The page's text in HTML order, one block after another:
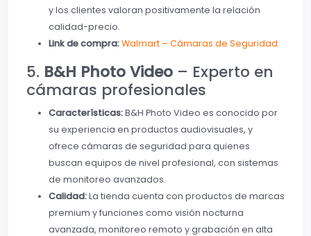
y los clientes valoran positivamente la relación
calidad-precio.
Link de compra:Walmart – Cámaras de Seguridad
5. B&H Photo Video – Experto en
cámaras profesionales
Características:B&H Photo Video es conocido por
su experiencia en productos audiovisuales, y
ofrece cámaras de seguridad para quienes
buscan equipos de nivel profesional, con sistemas
de monitoreo avanzados.
Calidad:La tienda cuenta con productos de marcas
premium y funciones como visión nocturna
avanzada, monitoreo remoto y grabación en alta